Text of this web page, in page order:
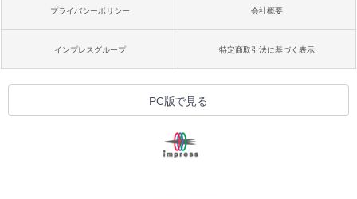
プライバシーポリシー 会社概要
インプレスグループ 特定商取引法に基づく表示
PC版で見る